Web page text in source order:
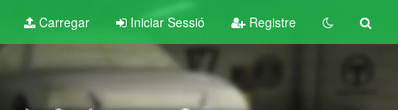
Carregar Iniciar Sessió Registre